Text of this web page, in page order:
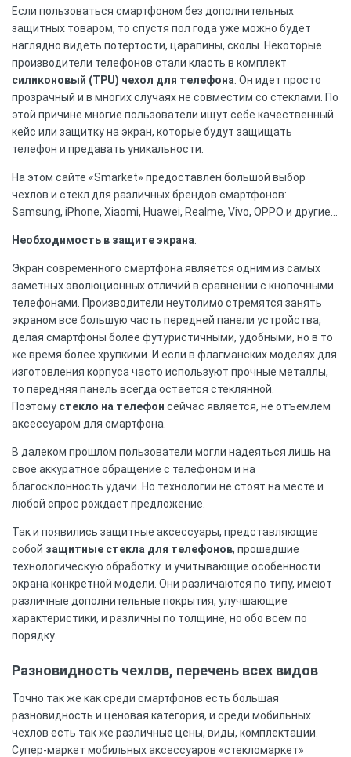
Если пользоваться смартфоном без дополнительных
защитных товаром, то спустя пол года уже можно будет
наглядно видеть потертости, царапины, сколы. Некоторые
производители телефонов стали класть в комплект
силиконовый (TPU) чехол для телефона . Он идет просто
прозрачный и в многих случаях не совместим со стеклами. По
этой причине многие пользователи ищут себе качественный
кейс или защитку на экран, которые будут защищать
телефон и предавать уникальности.
На этом сайте «Smarket» предоставлен большой выбор
чехлов и стекл для различных брендов смартфонов:
Samsung, iPhone, Xiaomi, Huawei, Realme, Vivo, OPPO и другие…
Необходимость в защите экрана:
Экран современного смартфона является одним из самых
заметных эволюционных отличий в сравнении с кнопочными
телефонами. Производители неутолимо стремятся занять
экраном все большую часть передней панели устройства,
делая смартфоны более футуристичными, удобными, но в то
же время более хрупкими. И если в флагманских моделях для
изготовления корпуса часто используют прочные металлы,
то передняя панель всегда остается стеклянной.
Поэтому стекло на телефон сейчас является, не отъемлем
аксессуаром для смартфона.
В далеком прошлом пользователи могли надеяться лишь на
свое аккуратное обращение с телефоном и на
благосклонность удачи. Но технологии не стоят на месте и
любой спрос рождает предложение.
Так и появились защитные аксессуары, представляющие
собой защитные стекла для телефонов, прошедшие
технологическую обработку и учитывающие особенности
экрана конкретной модели. Они различаются по типу, имеют
различные дополнительные покрытия, улучшающие
характеристики, и различны по толщине, но обо всем по
порядку.
Разновидность чехлов, перечень всех видов
Точно так же как среди смартфонов есть большая
разновидность и ценовая категория, и среди мобильных
чехлов есть так же различные цены, виды, комплектации.
Супер-маркет мобильных аксессуаров «стекломаркет»